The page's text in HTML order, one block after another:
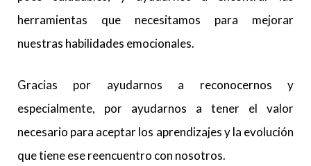
herramientas que necesitamos para mejorar
nuestras habilidades emocionales.
Gracias por ayudarnos a reconocernos y
especialmente, por ayudarnos a tener el valor
necesario para aceptar los aprendizajes y la evolución
que tiene ese reencuentro con nosotros.